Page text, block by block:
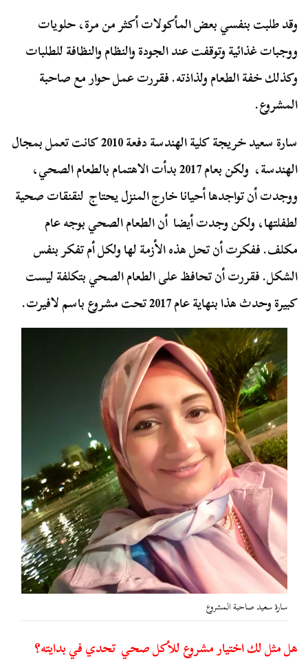
وقد طلبت بنفسي بعض المأكولات أكثر من مرة، حلويات
ووجبات غذائية وتوقفت عند الجودة والنظام والنظافة للطلبات
وكذلك خفة الطعام ولذاذته. فقررت عمل حوار مع صاحبة
المشروع.
سارة سعيد خريجة كلية الهندسة دفعة 2010 كانت تعمل بمجال
الهندسة، ولكن بعام 2017 بدأت الاهتمام بالطعام الصحي،
ووجدت أن تواجدها أحيانا خارج المنزل يحتاج لنقنقات صحية
لطفلتها، ولكن وجدت أيضا أن الطعام الصحي بوجه عام
مكلف. ففكرت أن تحل هذه الأزمة لها ولكل أم تفكر بنفس
الشكل. فقررت أن تحافظ على الطعام الصحي بتكلفة ليست
كبيرة وحدث هذا بنهاية عام 2017 تحت مشروع باسم لافيرت.
سارة سعيد صاحبة المشروع
هل مثل لك اختيار مشروع للأكل صحي تحدي في بدايته؟